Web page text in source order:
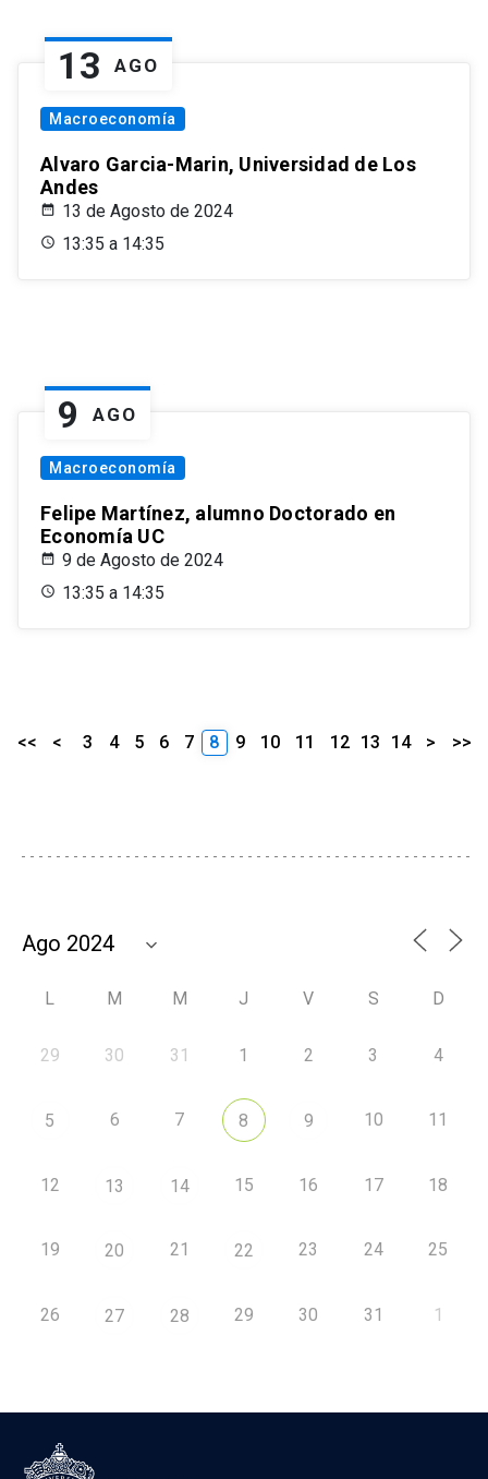
13 AGO
Macroeconomía
Alvaro Garcia-Marin, Universidad de Los
Andes
13 de Agosto de 2024
13:35 a 14:35
9 AGO
Macroeconomía
Felipe Martínez, alumno Doctorado en
Economía UC
9 de Agosto de 2024
13:35 a 14:35
<< < 3 4 5 6 7 8 9 10 11 12 13 14 > >>
L M M J V S D
29 30 31 1 2 3 4
5 6 7 8 9 10 11
12 13 14 15 16 17 18
19 20 21 22 23 24 25
26 27 28 29 30 31 1